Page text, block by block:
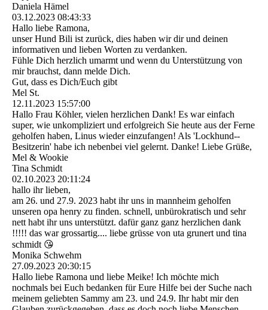
Daniela Hämel
03.12.2023 08:43:33
Hallo liebe Ramona,
unser Hund Bili ist zurück, dies haben wir dir und deinen
informativen und lieben Worten zu verdanken.
Fühle Dich herzlich umarmt und wenn du Unterstützung von
mir brauchst, dann melde Dich.
Gut, dass es Dich/Euch gibt
Mel St.
12.11.2023 15:57:00
Hallo Frau Köhler, vielen herzlichen Dank! Es war einfach
super, wie unkompliziert und erfolgreich Sie heute aus der Ferne
geholfen haben, Linus wieder einzufangen! Als 'Lockhund-­
Besitzerin' habe ich nebenbei viel gelernt. Danke! Liebe Grüße,
Mel & Wookie
Tina Schmidt
02.10.2023 20:11:24
hallo ihr lieben,
am 26. und 27.9. 2023 habt ihr uns in mannheim geholfen
unseren opa henry zu finden. schnell, unbürokratisch und sehr
nett habt ihr uns unterstützt. dafür ganz ganz herzlichen dank
!!!!! das war grossartig.... liebe grüsse von uta grunert und tina
schmidt 😘
Monika Schwehm
27.09.2023 20:30:15
Hallo liebe Ramona und liebe Meike! Ich möchte mich
nochmals bei Euch bedanken für Eure Hilfe bei der Suche nach
meinem geliebten Sammy am 23. und 24.9. Ihr habt mir den